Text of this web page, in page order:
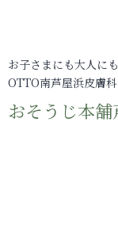
お子さまにも大人に
OTTO南芦屋浜皮膚
おそうじ本舗